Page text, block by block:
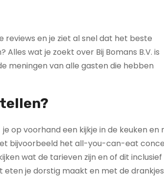
reviews en je ziet al snel dat het beste
wat je zoekt over Bij Bomans B.V. is
meningen van alle gasten die hebben
op voorhand een kijkje in de keuken en
bijvoorbeeld het all-you-can-eat
wat de tarieven zijn en of dit inclusief
eten je dorstig maakt en met de